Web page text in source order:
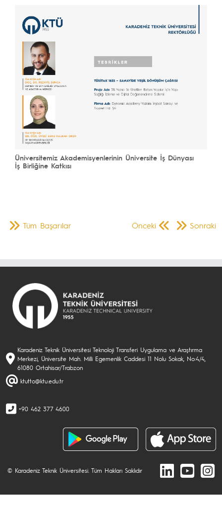
Üniversitemiz Akademisyenlerinin Üniversite İş Dünyası
İş Birliğine Katkısı
Önceki Sonraki
Tüm Başarılar
Karadeniz Teknik Üniversitesi Teknoloji Transferi Uygulama ve Araştırma
Merkezi, Üniversite Mah. Milli Egemenlik Caddesi 11 Nolu Sokak, No:4/4,
61080 Ortahisar/Trabzon
ktutto@ktu.edu.tr
+90 462 377 4600
© Karadeniz Teknik Üniversitesi. Tüm Hakları Saklıdır